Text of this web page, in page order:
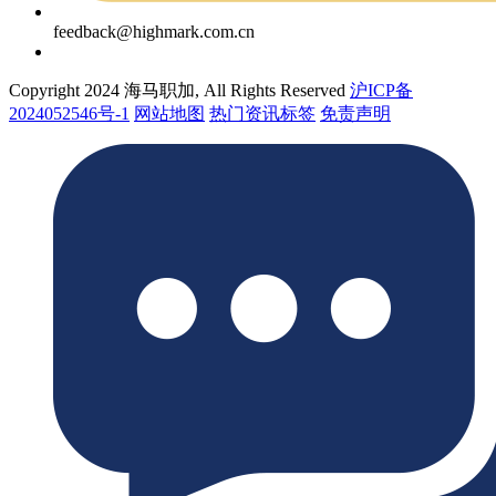
feedback@highmark.com.cn
Copyright 2024 海马职加, All Rights Reserved 沪ICP备
2024052546号-1 网站地图 热门资讯标签 免责声明